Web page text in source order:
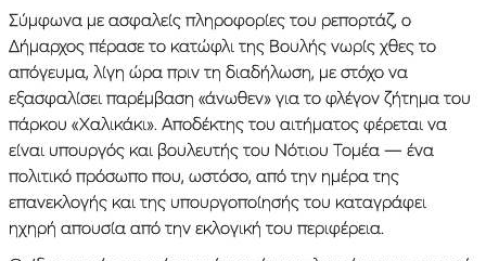
Σύμφωνα με ασφαλείς πληροφορίες του ρεπορτάζ, ο
Δήμαρχος πέρασε το κατώφλι της Βουλής νωρίς χθες το
απόγευμα, λίγη ώρα πριν τη διαδήλωση, με στόχο να
εξασφαλίσει παρέμβαση «άνωθεν» για το φλέγον ζήτημα του
πάρκου «Χαλικάκι». Αποδέκτης του αιτήματος φέρεται να
είναι υπουργός και βουλευτής του Νότιου Τομέα — ένα
πολιτικό πρόσωπο που, ωστόσο, από την ημέρα της
επανεκλογής και της υπουργοποίησής του καταγράφει
ηχηρή απουσία από την εκλογική του περιφέρεια.